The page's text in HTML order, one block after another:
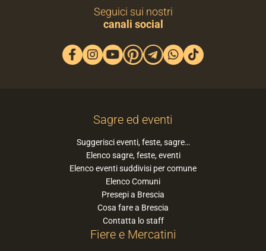
Seguici sui nostri
canali social
Sagre ed eventi
Suggerisci eventi, feste, sagre…
Elenco sagre, feste, eventi
Elenco eventi suddivisi per comune
Elenco Comuni
Presepi a Brescia
Cosa fare a Brescia
Contatta lo staff
Fiere e Mercatini